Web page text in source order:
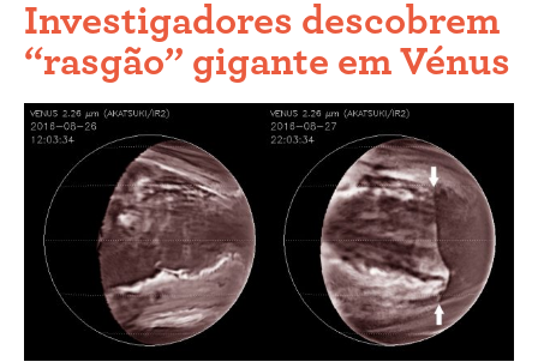
Investigadores descobrem
“rasgão” gigante em Vénus